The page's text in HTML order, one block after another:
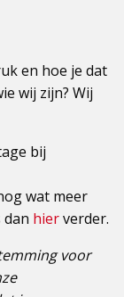
en hoe je dat
wij zijn? Wij
bij
wat meer
hierverder.
voor